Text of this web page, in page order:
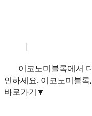
|
이코노미블록에서
인하세요. 이코노미블록
바로가기🔽